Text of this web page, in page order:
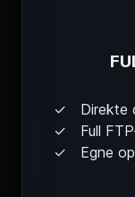
Direkte
Full
Egne